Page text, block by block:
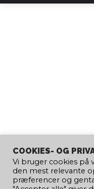
COOKIES- OG
Vi bruger cookies på
den mest relevante
præferencer og